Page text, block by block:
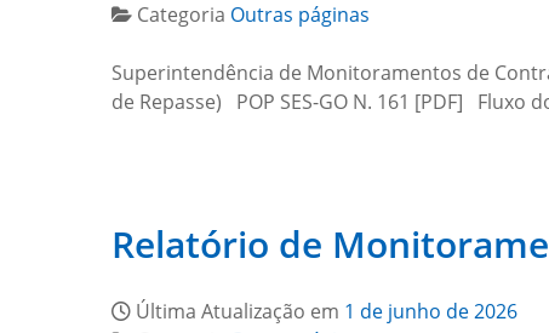
Categoria Outras páginas
Superintendência de Monitoramentos de
de Repasse) POP SES-GO N. 161 [PDF] Fluxo
Relatório de
Última Atualização em 1 de junho de 2026